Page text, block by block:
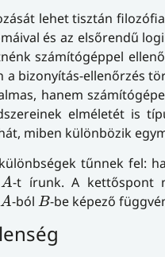
lehet tisztán
és az elsőrendű
számítógéppel
a bizonyítás-ellenőrzés
hanem
elméletét is
miben különbözik
tűnnek fel:
A
A -t írunk. A kettőspont
A
A-bólB
B-be képező